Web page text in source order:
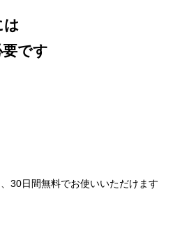
は
です
30日間無料でお使いいただけます